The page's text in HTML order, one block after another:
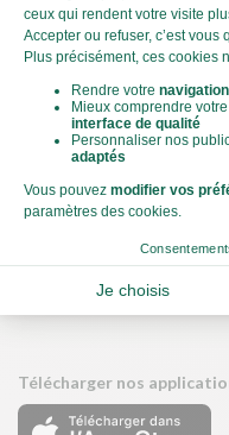
Le Score
C'est un logo qui vous
carbone de chaque plat
toujours aussi
Télécharger nos